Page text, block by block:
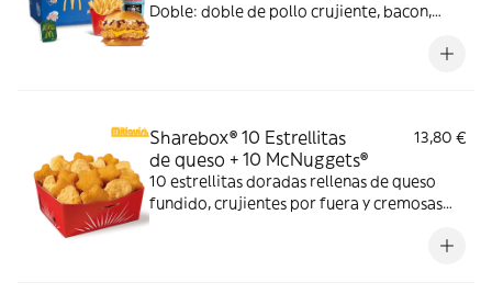
Doble: doble de pollo crujiente, bacon,
Sharebox® 10 Estrellitas
de queso + 10 McNuggets®
13,80 €
10 estrellitas doradas rellenas de queso
fundido, crujientes por fuera y cremosas